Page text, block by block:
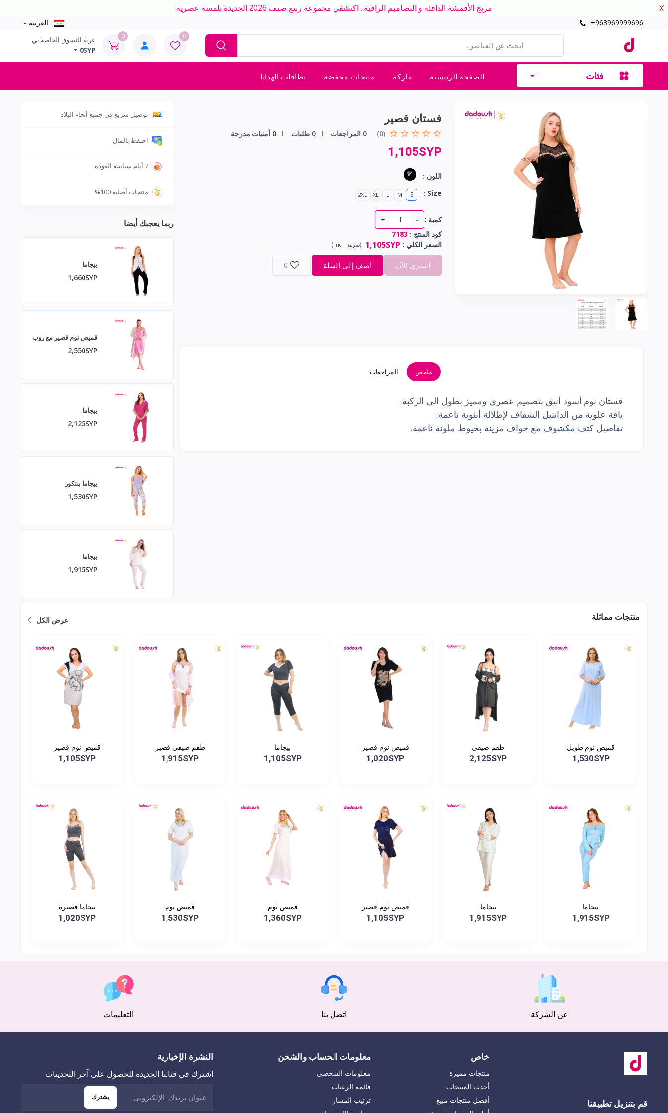
مزيج الأقمشة الدافئة و التصاميم الراقية.. اكتشفي مجموعة ربيع صيف 2026 الجديدة بلمسة عصرية X
+963969999696 العربية
0
0 عربة التسوق الخاصة بي
0SYP
فئات الصفحة الرئيسية ماركة منتجات مخفضة بطاقات الهدايا
فستان قصير
(0)
0 المراجعات 0 طلبات 0 أمنيات مدرجة
1,105SYP
اللون :
Size :
S
M
L
XL
2XL
كمية : -
+
كود المنتج : 7183
السعر الكلي :
1,105SYP
(ضريبة : incl.
)
اشتري الآن أضف إلى السلة 0
ملخص المراجعات
فستان نوم أسود أنيق بتصميم عصري ومميز بطول الى الركبة.
ياقة علوية من الدانتيل الشفاف لإطلالة أنثوية ناعمة.
تفاصيل كتف مكشوف مع حواف مزينة بخيوط ملونة ناعمة.
توصيل سريع في جميع أنحاء البلاد
احتفظ بالمال
7 أيام سياسة العودة
منتجات أصلية 100%
ربما يعجبك أيضا
بيجاما
1,660SYP
قميص نوم قصير مع روب
2,550SYP
بيجاما
2,125SYP
بيجاما بنتكور
1,530SYP
بيجاما
1,915SYP
منتجات مماثلة عرض الكل
قميص نوم طويل
1,530SYP
طقم صيفي
2,125SYP
قميص نوم قصير
1,020SYP
بيجاما
1,105SYP
طقم صيفي قصير
1,915SYP
قميص نوم قصير
1,105SYP
بيجاما
1,915SYP
بيجاما
1,915SYP
قميص نوم قصير
1,105SYP
قميص نوم
1,360SYP
قميص نوم
1,530SYP
بيجاما قصيرة
1,020SYP
عن الشركة اتصل بنا التعليمات
قم بتنزيل تطبيقنا
خاص
منتجات مميزة
أحدث المنتجات
أفضل منتجات مبيع
معلومات الحساب والشحن
معلومات الشخصي
قائمة الرغبات
ترتيب المسار
النشرة الإخبارية
اشترك في قناتنا الجديدة للحصول على آخر التحديثات
يشترك